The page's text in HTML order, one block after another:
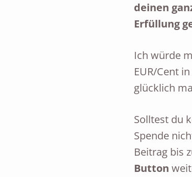
deinen
Erfüllung
Ich würde
EUR/Cent
glücklich
Solltest du
Spende
Beitrag bis
Button